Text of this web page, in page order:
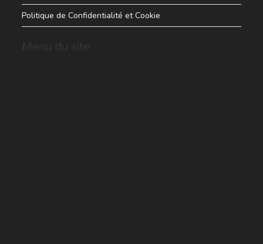
Politique de Confidentialité et Cookie